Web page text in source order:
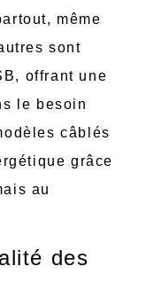
même
sont
offrant une
le besoin
câblés
grâce
au
des